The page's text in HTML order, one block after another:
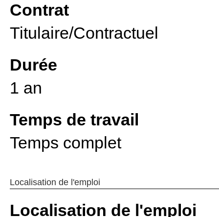
Contrat
Titulaire/Contractuel
Durée
1 an
Temps de travail
Temps complet
Localisation de l'emploi
Localisation de l'emploi